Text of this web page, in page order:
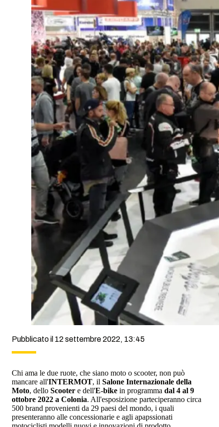
Pubblicato il 12 settembre 2022, 13:45
Chi ama le due ruote, che siano moto o scooter, non può
mancare all'INTERMOT, il Salone Internazionale della
Moto, dello Scooter e dell'E-bike in programma dal 4 al 9
ottobre 2022 a Colonia. All'esposizione parteciperanno circa
500 brand provenienti da 29 paesi del mondo, i quali
presenteranno alle concessionarie e agli apapssionati